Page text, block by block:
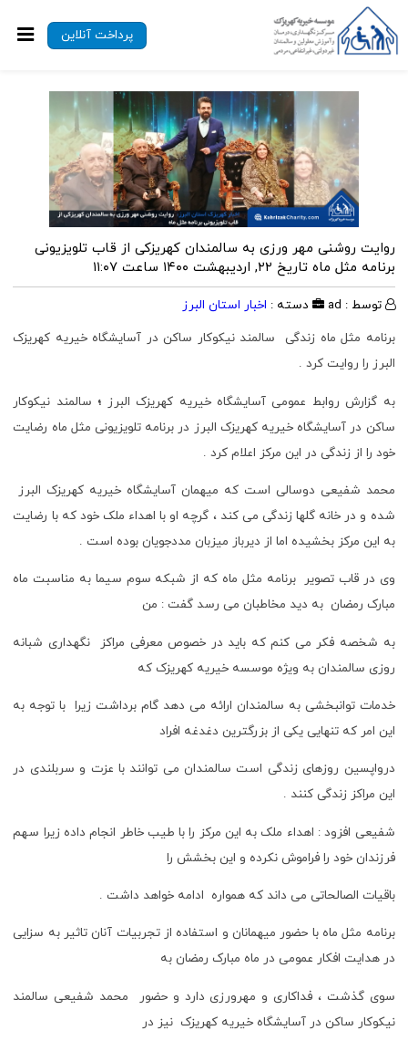
پرداخت آنلاین
روایت روشنی مهر ورزی به سالمندان کهریزکی از قاب تلویزیونی
برنامه مثل ماهتاریخ ۲۲, اردیبهشت ۱۴۰۰ ساعت ۱۱:۰۷
توسط : ad دسته : اخبار استان البرز
برنامه مثل ماه زندگی سالمند نیکوکار ساکن در آسایشگاه خیریه کهریزک
البرز را روایت کرد .
به گزارش روابط عمومی آسایشگاه خیریه کهریزک البرز ؛ سالمند نیکوکار
ساکن در آسایشگاه خیریه کهریزک البرز در برنامه تلویزیونی مثل ماه رضایت
خود را از زندگی در این مرکز اعلام کرد .
محمد شفیعی دوسالی است که میهمان آسایشگاه خیریه کهریزک البرز
شده و در خانه گلها زندگی می کند ، گرچه او با اهداء ملک خود که با رضایت
به این مرکز بخشیده اما از دیرباز میزبان مددجویان بوده است .
وی در قاب تصویر برنامه مثل ماه که از شبکه سوم سیما به مناسبت ماه
مبارک رمضان به دید مخاطبان می رسد گفت : من
به شخصه فکر می کنم که باید در خصوص معرفی مراکز نگهداری شبانه
روزی سالمندان به ویژه موسسه خیریه کهریزک که
خدمات توانبخشی به سالمندان ارائه می دهد گام برداشت زیرا با توجه به
این امر که تنهایی یکی از بزرگترین دغدغه افراد
درواپسین روزهای زندگی است سالمندان می توانند با عزت و سربلندی در
این مراکز زندگی کنند .
شفیعی افزود : اهداء ملک به این مرکز را با طیب خاطر انجام داده زیرا سهم
فرزندان خود را فراموش نکرده و این بخشش را
باقیات الصالحاتی می داند که همواره ادامه خواهد داشت .
برنامه مثل ماه با حضور میهمانان و استفاده از تجربیات آنان تاثیر به سزایی
در هدایت افکار عمومی در ماه مبارک رمضان به
سوی گذشت ، فداکاری و مهرورزی دارد و حضور محمد شفیعی سالمند
نیکوکار ساکن در آسایشگاه خیریه کهریزک نیز در